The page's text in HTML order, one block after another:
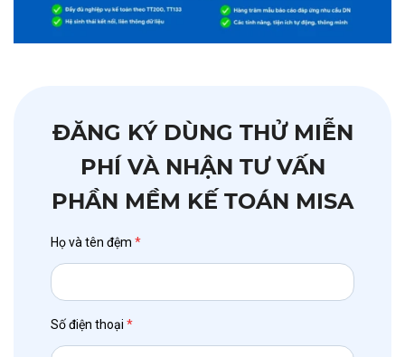
ĐĂNG KÝ DÙNG THỬ MIỄN
PHÍ VÀ NHẬN TƯ VẤN
PHẦN MỀM KẾ TOÁN MISA
Họ và tên đệm *
Số điện thoại *